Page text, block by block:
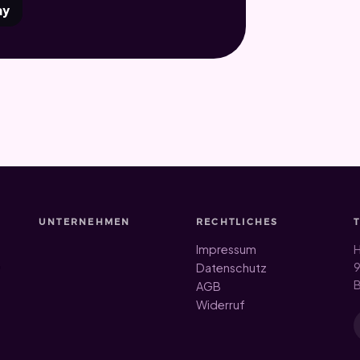
UNTERNEHMEN RECHTLICHES
Impressum
Datenschutz
AGB
Widerruf